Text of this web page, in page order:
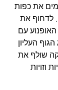
את כפות
לדחוף את
עם
העליון
שולף את
וזויות